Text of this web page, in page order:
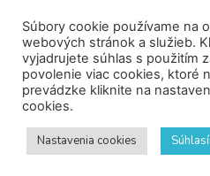
Naše
Súbory cookie používame na
webových stránok a služieb.
vyjadrujete súhlas s použitím
povolenie viac cookies, ktoré
prevádzke kliknite na
cookies.
Nastavenia cookies